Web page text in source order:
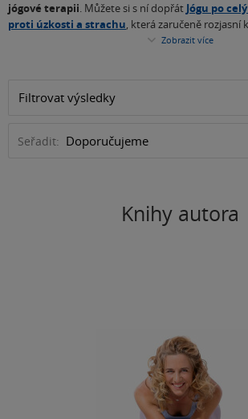
jógové terapii. Můžete si s ní dopřát Jógu po
proti úzkosti a strachu, která zaručeně rozjasní
Zobrazit více
Filtrovat výsledky
Seřadit:
Knihy autora